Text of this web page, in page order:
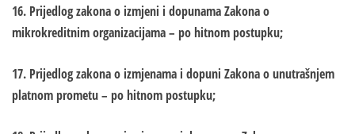
16. Prijedlog zakona o izmjeni i dopunama Zakona o
mikrokreditnim organizacijama – po hitnom postupku;
17. Prijedlog zakona o izmjenama i dopuni Zakona o unutrašnjem
platnom prometu – po hitnom postupku;